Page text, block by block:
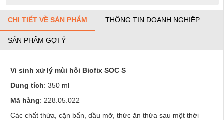
CHI TIẾT VỀ SẢN PHẨM THÔNG TIN DOANH NGHIỆP
SẢN PHẨM GỢI Ý
Vi sinh xử lý mùi hôi Biofix SOC S
Dung tích: 350 ml
Mã hàng: 228.05.022
Các chất thừa, cặn bẩn, dầu mỡ, thức ăn thừa sau một thời